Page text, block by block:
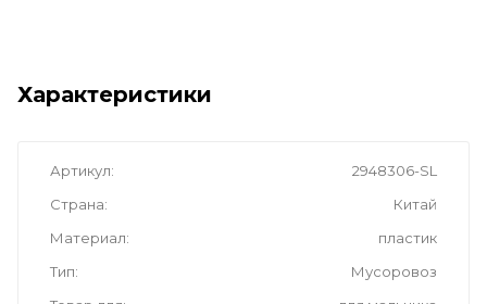
Характеристики
Артикул
2948306-SL
Страна
Китай
Материал
пластик
Тип
Мусоровоз